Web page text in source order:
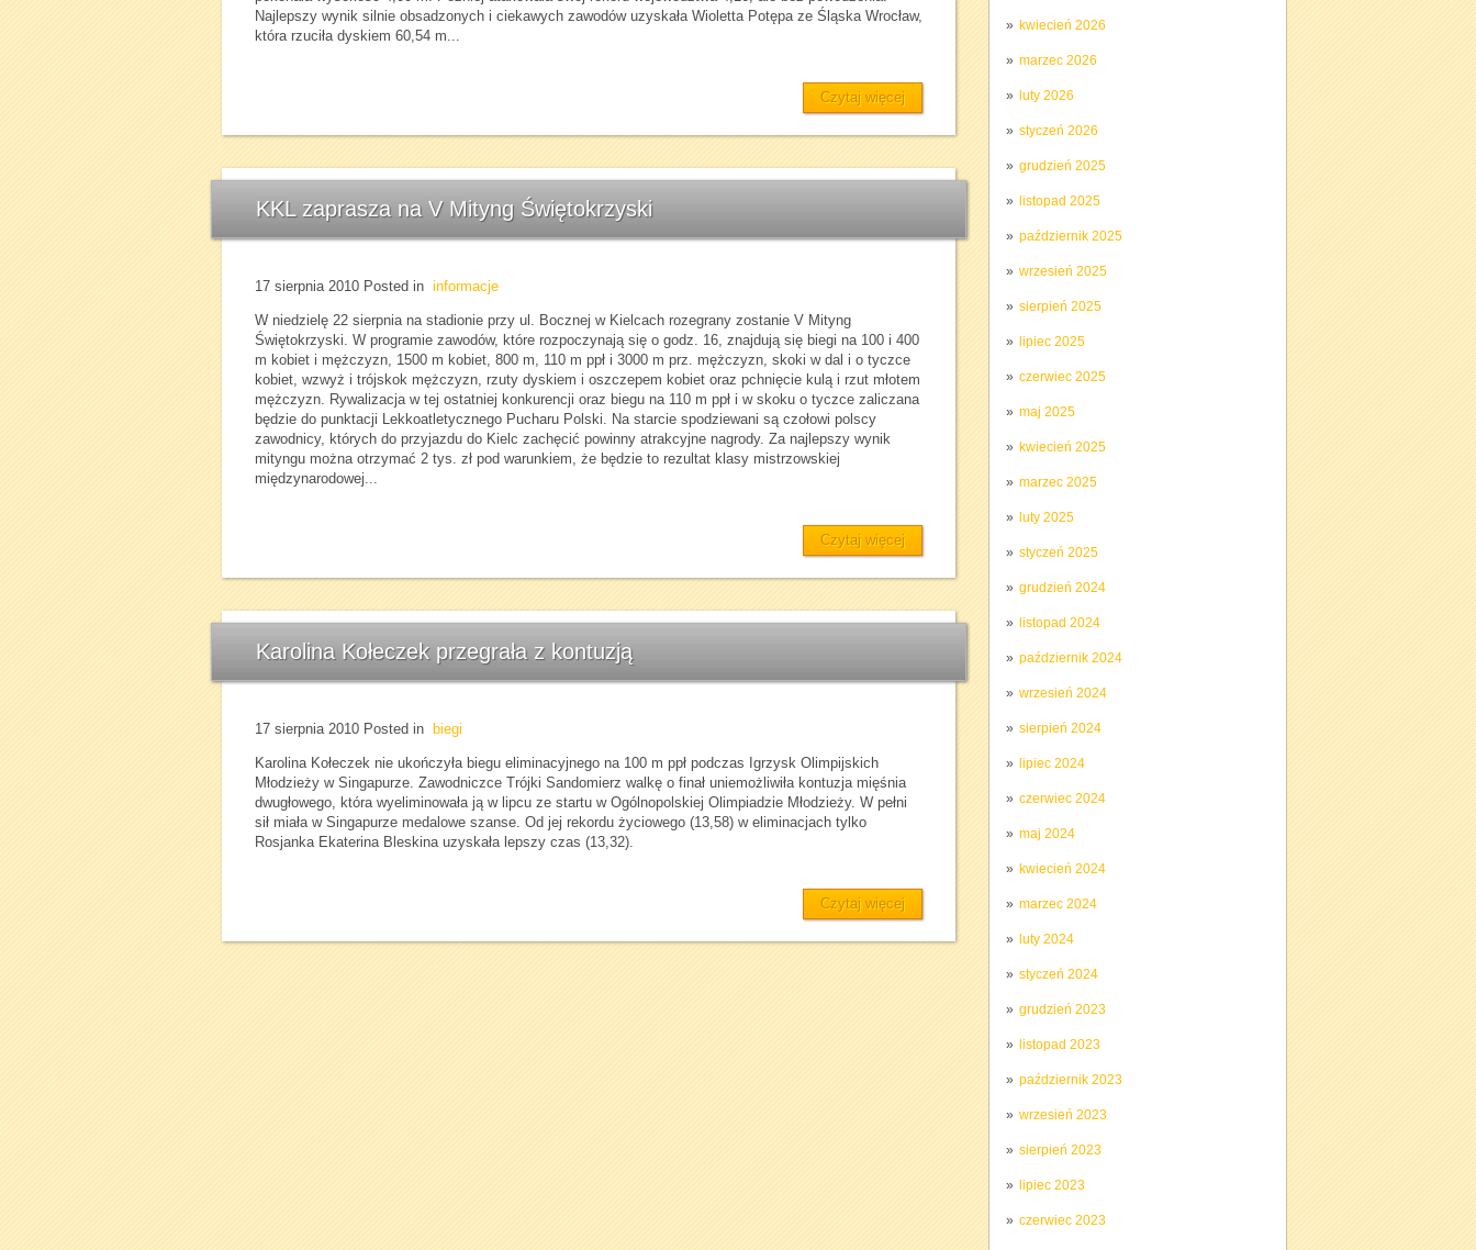
kwiecień 2026
marzec 2026
luty 2026
styczeń 2026
grudzień 2025
listopad 2025
październik 2025
wrzesień 2025
sierpień 2025
lipiec 2025
czerwiec 2025
maj 2025
kwiecień 2025
marzec 2025
luty 2025
styczeń 2025
grudzień 2024
listopad 2024
październik 2024
wrzesień 2024
sierpień 2024
lipiec 2024
czerwiec 2024
maj 2024
kwiecień 2024
marzec 2024
luty 2024
styczeń 2024
grudzień 2023
listopad 2023
październik 2023
wrzesień 2023
sierpień 2023
lipiec 2023
czerwiec 2023
Najlepszy wynik silnie obsadzonych i ciekawych zawodów uzyskała Wioletta Potępa ze Śląska Wrocław,
która rzuciła dyskiem 60,54 m...
Czytaj więcej
KKL zaprasza na V Mityng Świętokrzyski
17 sierpnia 2010 Posted in informacje
W niedzielę 22 sierpnia na stadionie przy ul. Bocznej w Kielcach rozegrany zostanie V Mityng
Świętokrzyski. W programie zawodów, które rozpoczynają się o godz. 16, znajdują się biegi na 100 i 400
m kobiet i mężczyzn, 1500 m kobiet, 800 m, 110 m ppł i 3000 m prz. mężczyzn, skoki w dal i o tyczce
kobiet, wzwyż i trójskok mężczyzn, rzuty dyskiem i oszczepem kobiet oraz pchnięcie kulą i rzut młotem
mężczyzn. Rywalizacja w tej ostatniej konkurencji oraz biegu na 110 m ppł i w skoku o tyczce zaliczana
będzie do punktacji Lekkoatletycznego Pucharu Polski. Na starcie spodziewani są czołowi polscy
zawodnicy, których do przyjazdu do Kielc zachęcić powinny atrakcyjne nagrody. Za najlepszy wynik
mityngu można otrzymać 2 tys. zł pod warunkiem, że będzie to rezultat klasy mistrzowskiej
międzynarodowej...
Czytaj więcej
Karolina Kołeczek przegrała z kontuzją
17 sierpnia 2010 Posted in biegi
Karolina Kołeczek nie ukończyła biegu eliminacyjnego na 100 m ppł podczas Igrzysk Olimpijskich
Młodzieży w Singapurze. Zawodniczce Trójki Sandomierz walkę o finał uniemożliwiła kontuzja mięśnia
dwugłowego, która wyeliminowała ją w lipcu ze startu w Ogólnopolskiej Olimpiadzie Młodzieży. W pełni
sił miała w Singapurze medalowe szanse. Od jej rekordu życiowego (13,58) w eliminacjach tylko
Rosjanka Ekaterina Bleskina uzyskała lepszy czas (13,32).
Czytaj więcej